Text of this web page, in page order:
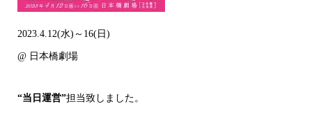
2023.4.12(水)～16(日)
@ 日本橋劇場
“当日運営”担当致しました。